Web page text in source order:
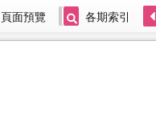
頁面預覽 各期索引